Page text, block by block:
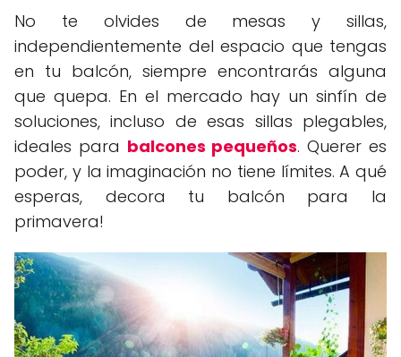
No te olvides de mesas y sillas,
independientemente del espacio que tengas
en tu balcón, siempre encontrarás alguna
que quepa. En el mercado hay un sinfín de
soluciones, incluso de esas sillas plegables,
ideales para balcones pequeños. Querer es
poder, y la imaginación no tiene límites. A qué
esperas, decora tu balcón para la
primavera!